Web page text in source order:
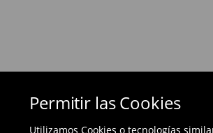
Permitir las Cookies
Utilizamos Cookies o tecnologías